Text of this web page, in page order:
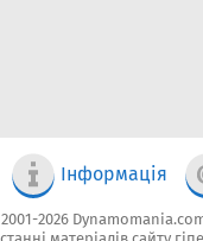
Інформація
2026